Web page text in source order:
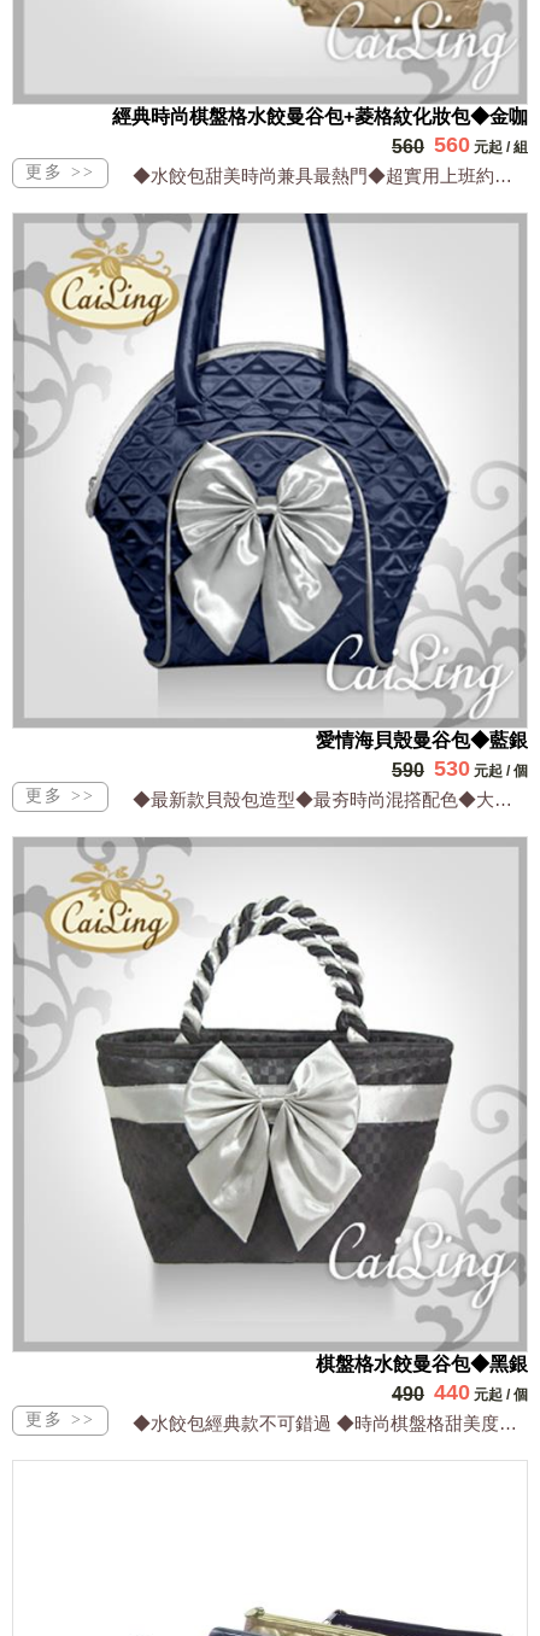
經典時尚棋盤格水餃曼谷包+菱格紋化妝包◆金咖
560 560 元起 /組
◆水餃包甜美時尚兼具最熱門◆超實用上班約會逛街最適合◆LV同款棋盤格最經典好搭配...
愛情海貝殼曼谷包◆藍銀
590 530 元起 /個
◆最新款貝殼包造型◆最夯時尚混撘配色◆大方實用兼顧流行◆設計出眾網路獨家
棋盤格水餃曼谷包◆黑銀
490 440 元起 /個
◆水餃包經典款不可錯過 ◆時尚棋盤格甜美度加分 ◆防水超輕有內裡最耐用 ◆保證台...